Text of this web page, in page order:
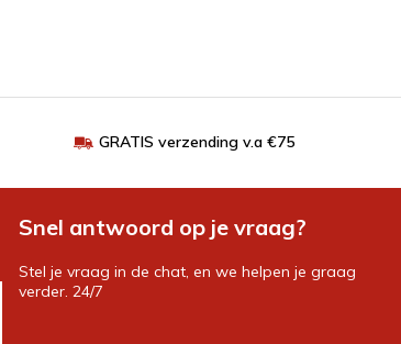
GRATIS verzending v.a €75
Snel antwoord op je vraag?
Stel je vraag in de chat, en we helpen je graag
verder. 24/7